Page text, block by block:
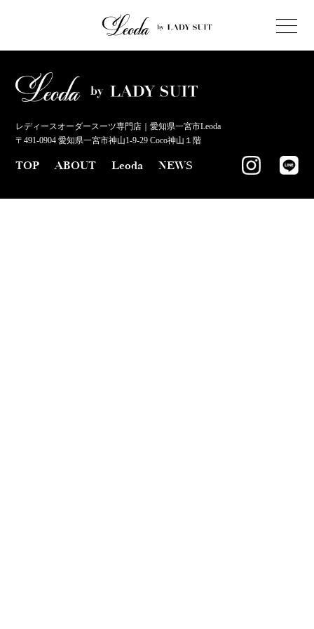
レディースオーダースーツ専門店｜愛知県一宮市Leoda
〒491-0904 愛知県一宮市神山1-9-29 Coco神山１階
TOP ABOUT Leoda NEWS